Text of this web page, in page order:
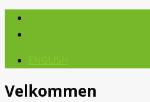
Velkommen